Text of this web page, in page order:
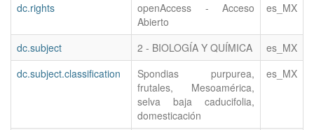
dc.rights
openAccess - Acceso
Abierto
es_MX
dc.subject 2 - BIOLOGÍA Y QUÍMICA
es_MX
dc.subject.classification
Spondias purpurea,
frutales, Mesoamérica,
selva baja caducifolia,
domesticación
es_MX